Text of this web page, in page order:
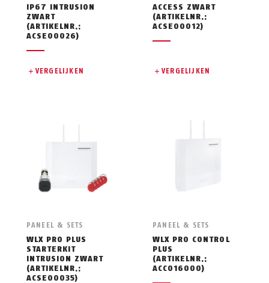
IP67 INTRUSION
ZWART
(ARTIKELNR.:
ACSE00026)
VERGELIJKEN
ACCESS ZWART
(ARTIKELNR.:
ACSE00012)
VERGELIJKEN
PANEEL & SETS
WLX PRO PLUS
STARTERKIT
INTRUSION ZWART
(ARTIKELNR.:
ACSE00035)
PANEEL & SETS
WLX PRO CONTROL
PLUS
(ARTIKELNR.:
ACCO16000)